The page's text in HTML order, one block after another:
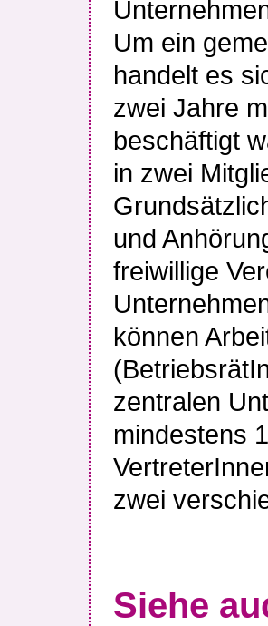
Um ein
handelt es
zwei Jahre
beschäftigt
in zwei
und
freiwillige
können
zentralen
mindestens
zwei
Siehe